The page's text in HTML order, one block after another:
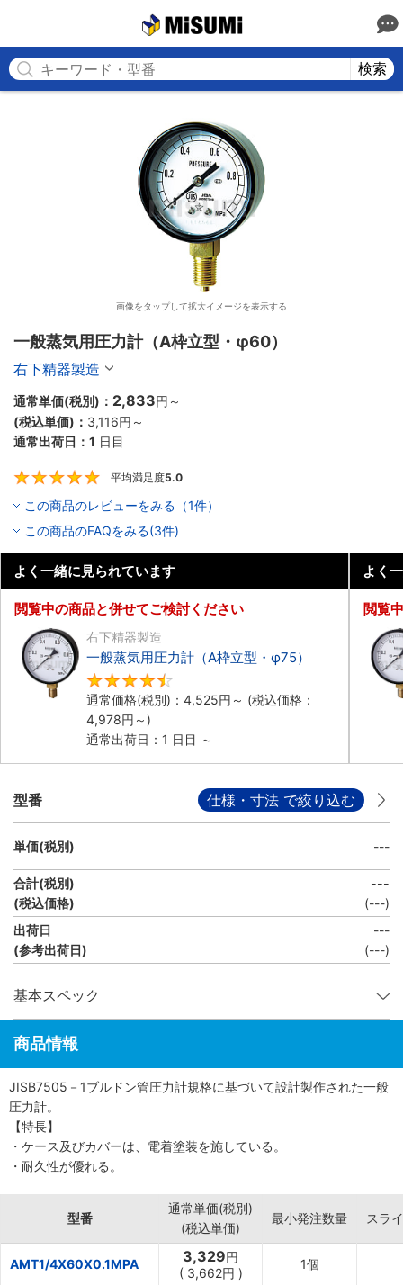
検索
画像をタップして拡大イメージを表示する
一般蒸気用圧力計（A枠立型・φ60）
右下精器製造
通常単価(税別)： 2,833円 ～
(税込単価)： 3,116円 ～
通常出荷日： 1 日目
平均満足度5.0
この商品のレビューをみる（1件）
この商品のFAQをみる(3件)
よく一緒に見られています
閲覧中の商品と併せてご検討ください
右下精器製造
一般蒸気用圧力計（A枠立型・φ75）
通常価格(税別)： 4,525円 ～ (税込価格：
4,978円 ～)
通常出荷日：1 日目 ～
よく
閲覧
型番 仕様・寸法 で絞り込む
単価(税別) ---
合計(税別)
(税込価格)
---
(---)
出荷日
(参考出荷日)
---
(---)
基本スペック
商品情報
JISB7505－1ブルドン管圧力計規格に基づいて設計製作された一般
圧力計。
【特長】
・ケース及びカバーは、電着塗装を施している。
・耐久性が優れる。
型番
通常単価(税別)
(税込単価)
最小発注数量 スラ
AMT1/4X60X0.1MPA 3,329円
( 3,662円 )
1個